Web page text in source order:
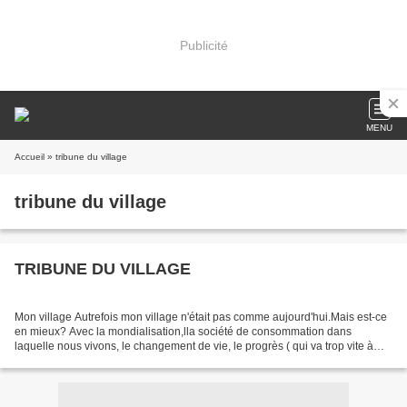
Publicité
MENU
Accueil » tribune du village
tribune du village
TRIBUNE DU VILLAGE
Mon village Autrefois mon village n'était pas comme aujourd'hui.Mais est-ce
en mieux? Avec la mondialisation,lla société de consommation dans
laquelle nous vivons, le changement de vie, le progrès ( qui va trop vite à